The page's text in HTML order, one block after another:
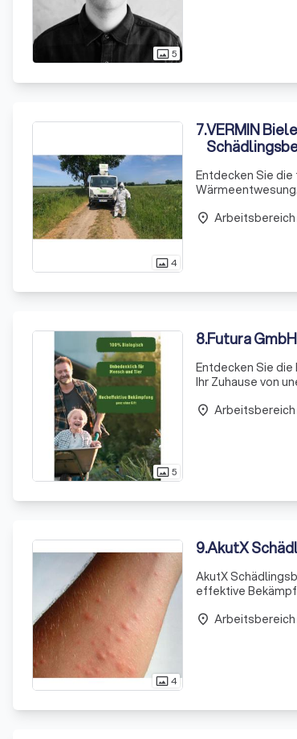
photo_size_select_actual5
photo_size_select_actual4
7.VERMIN
Entdecken Sie
entlegensten
place Arbeitsbereich
photo_size_select_actual5
8.Futura GmbH
Entdecken Sie
Ihr Zuhause von
place Arbeitsbereich
photo_size_select_actual4
9.AkutX
AkutX
effektive
Wir setzen
place Arbeitsbereich